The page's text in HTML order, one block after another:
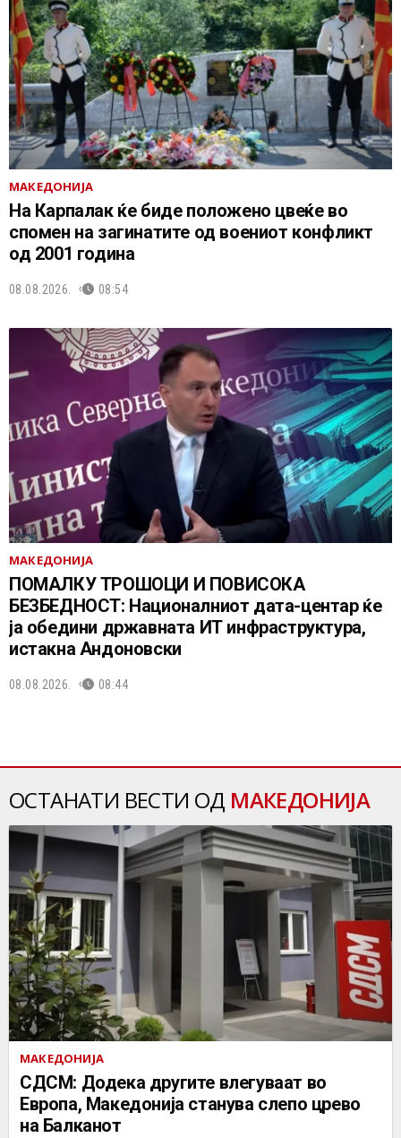
МАКЕДОНИЈА
На Карпалак ќе биде положено цвеќе во
спомен на загинатите од воениот конфликт
од 2001 година
08.08.2026. 08:54
МАКЕДОНИЈА
ПОМАЛКУ ТРОШОЦИ И ПОВИСОКА
БЕЗБЕДНОСТ: Националниот дата-центар ќе
ја обедини државната ИТ инфраструктура,
истакна Андоновски
08.08.2026. 08:44
ОСТАНАТИ ВЕСТИ ОД МАКЕДОНИЈА
МАКЕДОНИЈА
СДСМ: Додека другите влегуваат во
Европа, Македонија станува слепо црево
на Балканот